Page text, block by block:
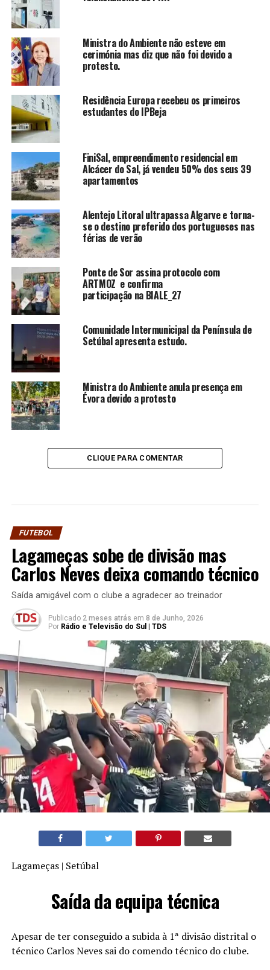
Ministra do Ambiente não esteve em
cerimónia mas diz que não foi devido a
protesto.
Residência Europa recebeu os primeiros
estudantes do IPBeja
FiniSal, empreendimento residencial em
Alcácer do Sal, já vendeu 50% dos seus 39
apartamentos
Alentejo Litoral ultrapassa Algarve e torna-
se o destino preferido dos portugueses nas
férias de verão
Ponte de Sor assina protocolo com
ARTMOZ e confirma
participação na BIALE_27
Comunidade Intermunicipal da Península de
Setúbal apresenta estudo.
Ministra do Ambiente anula presença em
Évora devido a protesto
CLIQUE PARA COMENTAR
FUTEBOL
Lagameças sobe de divisão mas
Carlos Neves deixa comando técnico
Saída amigável com o clube a agradecer ao treinador
Publicado 2 meses atrás em 8 de Junho, 2026
Por Rádio e Televisão do Sul | TDS
Lagameças | Setúbal
Saída da equipa técnica
Apesar de ter conseguido a subida à 1ª divisão distrital o
técnico Carlos Neves sai do comendo técnico do clube.